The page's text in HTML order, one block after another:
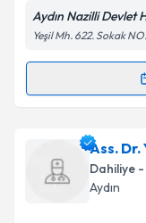
Kişisel
Metni'ni
Aydın Nazilli Devlet
Yeşil Mh. 622. Sokak
Randevu
Dr. Mesut
oluşturun. Size
takvim
Ass. Dr.
Dahiliye -
Aydın